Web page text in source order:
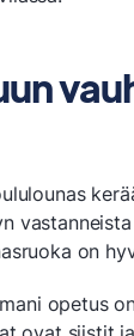
on
opetus